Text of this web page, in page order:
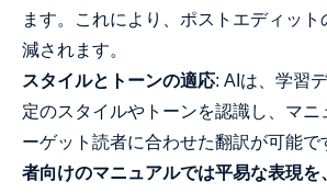
ます。これにより、ポストエディット
減されます。
スタイルとトーンの適応: AIは、学習
定のスタイルやトーンを認識し、マニ
ーゲット読者に合わせた翻訳が可能で
者向けのマニュアルでは平易な表現を